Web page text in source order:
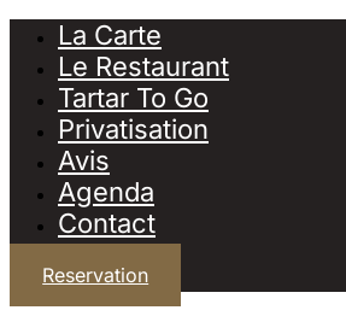
La Carte
Le Restaurant
Tartar To Go
Privatisation
Avis
Agenda
Contact
Reservation